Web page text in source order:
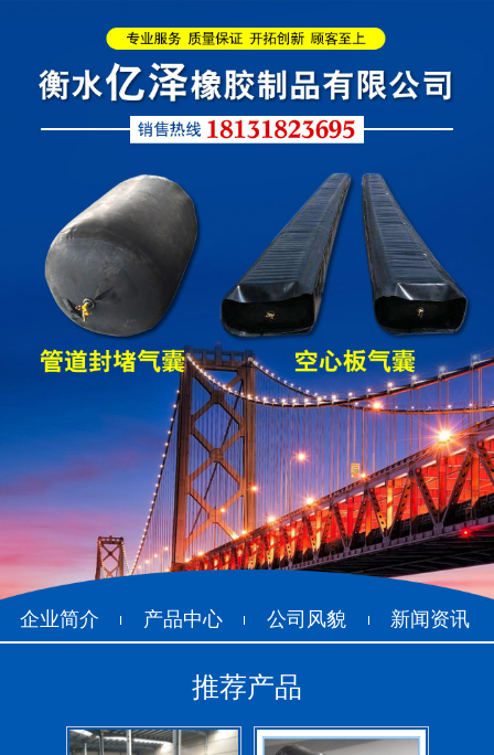
企业简介 产品中心 公司风貌 新闻资讯
推荐产品